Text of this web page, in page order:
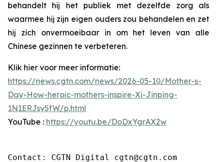
behandelt hij het publiek met dezelfde zorg als
waarmee hij zijn eigen ouders zou behandelen en zet
hij zich onvermoeibaar in om het leven van alle
Chinese gezinnen te verbeteren.
Klik hier voor meer informatie:
https://news.cgtn.com/news/2026-05-10/Mother-s-
Day-How-heroic-mothers-inspire-Xi-Jinping-
1N1ERJsy5fW/p.html
YouTube : https://youtu.be/DoDxYgrAX2w
Contact: CGTN Digital cgtn@cgtn.com